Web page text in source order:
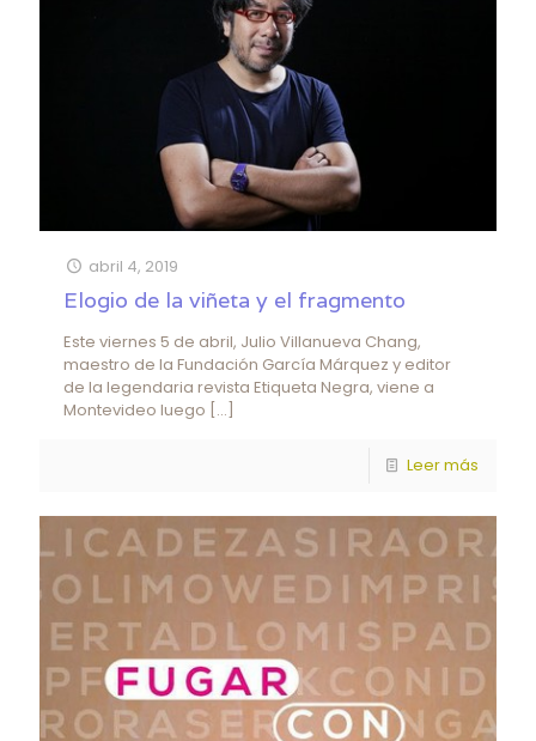
abril 4, 2019
Elogio de la viñeta y el fragmento
Este viernes 5 de abril, Julio Villanueva Chang,
maestro de la Fundación García Márquez y editor
de la legendaria revista Etiqueta Negra, viene a
Montevideo luego […]
Leer más